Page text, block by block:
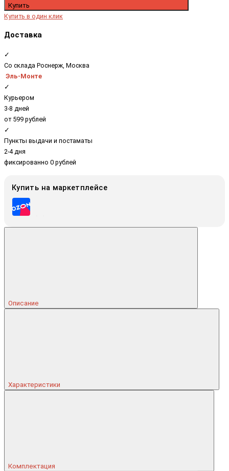
Купить
Купить в один клик
Доставка
✓
Со склада Роснерж, Москва
Эль-Монте
✓
Курьером
3-8 дней
от 599 рублей
✓
Пункты выдачи и постаматы
2-4 дня
фиксированно 0 рублей
Купить на маркетплейсе
Описание
Характеристики
Комплектация